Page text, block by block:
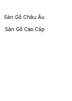
Sàn Gỗ Châu Âu
Sàn Gỗ Cao Cấp